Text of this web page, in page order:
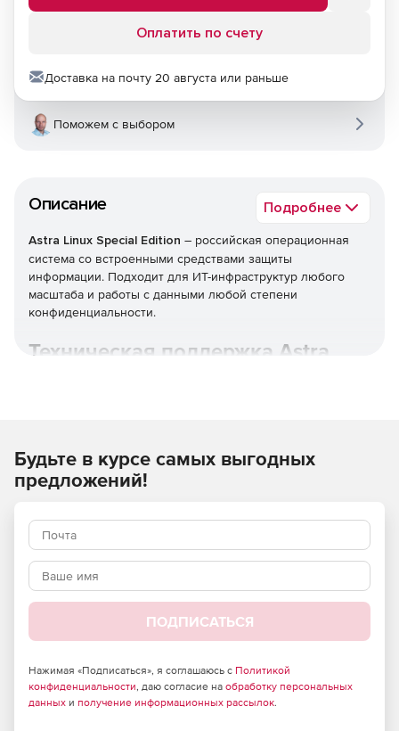
Описание Подробнее
Astra Linux Special Edition – российская операционная
система со встроенными средствами защиты
информации. Подходит для ИТ-инфраструктур любого
масштаба и работы с данными любой степени
конфиденциальности.
Техническая поддержка Astra
Astra Linux Special Edition основана на новой пакетной
базе Debian 10, имеет полную поддержку контейнерной
изоляции и защиты контейнеров и использует
расширенный репозиторий с более 20 000 пакетами для
Оплатить по счету
Доставка на почту 20 августа или раньше
Поможем с выбором
Будьте в курсе самых выгодных
предложений!
ПОДПИСАТЬСЯ
Нажимая «Подписаться», я соглашаюсь с Политикой
конфиденциальности, даю согласие на обработку персональных
данных и получение информационных рассылок.